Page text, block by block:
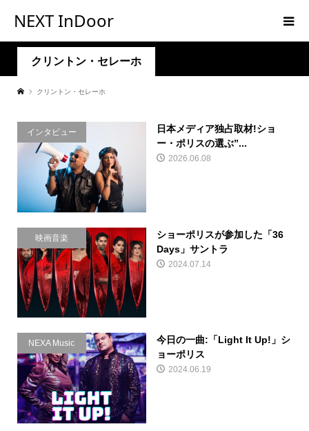
NEXT InDoor
クリントン・セレーホ
クリントン・セレーホ
インタビュー
日本メディア独占取材!ショ
ー・ポリスの選ぶ”...
2026.06.08
映画音楽
ショーポリスが参加した「36
Days」サントラ
2024.07.14
NEXA Music
今日の一曲:「Light It Up!」シ
ョーポリス
2024.06.19